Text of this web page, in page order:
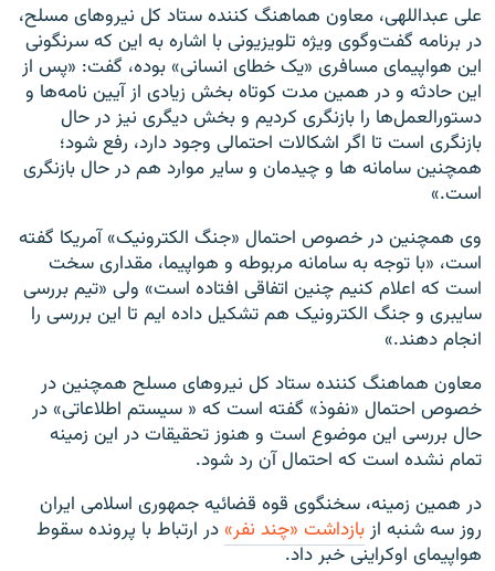
علی عبداللهی، معاون هماهنگ کننده ستاد کل نیروهای مسلح،
در برنامه گفت‌وگوی ویژه تلویزیونی با اشاره به این که سرنگونی
این هواپیمای مسافری «یک خطای انسانی» بوده، گفت: «پس از
این حادثه و در همین مدت کوتاه بخش زیادی از آیین نامه‌ها و
دستورالعمل‌ها را بازنگری کردیم و بخش دیگری نیز در حال
بازنگری است تا اگر اشکالات احتمالی وجود دارد، رفع شود؛
همچنین سامانه ها و چیدمان و سایر موارد هم در حال بازنگری
است.»
وی همچنین در خصوص احتمال «جنگ الکترونیک» آمریکا گفته
است، «با توجه به سامانه مربوطه و هواپیما، مقداری سخت
است که اعلام کنیم چنین اتفاقی افتاده است» ولی «تیم بررسی
سایبری و جنگ الکترونیک هم تشکیل داده ایم تا این بررسی را
انجام دهند.»
معاون هماهنگ کننده ستاد کل نیروهای مسلح همچنین در
خصوص احتمال «نفوذ» گفته است که « سیستم اطلاعاتی» در
حال بررسی این موضوع است و هنوز تحقیقات در این زمینه
تمام نشده است که احتمال آن رد شود.
در همین زمینه، سخنگوی قوه قضائیه جمهوری اسلامی ایران
روز سه شنبه از بازداشت «چند نفر»در ارتباط با پرونده سقوط
هواپیمای اوکراینی خبر داد.